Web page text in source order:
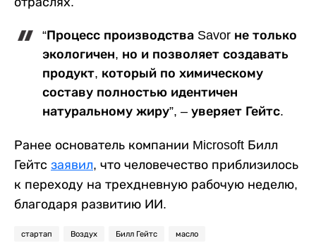
“Процесс производства Savor не только
экологичен, но и позволяет создавать
продукт, который по химическому
составу полностью идентичен
натуральному жиру”, – уверяет Гейтс.
Ранее основатель компании Microsoft Билл
Гейтс заявил, что человечество приблизилось
к переходу на трехдневную рабочую неделю,
благодаря развитию ИИ.
стартап Воздух Билл Гейтс масло